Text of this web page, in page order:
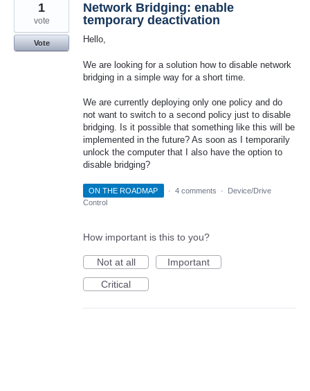
Network Bridging: enable
temporary deactivation
Hello,
We are looking for a solution how to disable network
bridging in a simple way for a short time.
We are currently deploying only one policy and do
not want to switch to a second policy just to disable
bridging. Is it possible that something like this will be
implemented in the future? As soon as I temporarily
unlock the computer that I also have the option to
disable bridging?
1
vote
Vote
ON THE ROADMAP · 4 comments ·
Device/Drive
Control
How important is this to you?
Not at all
Important
Critical